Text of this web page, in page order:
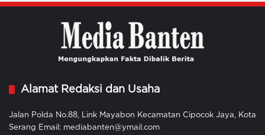
Alamat Redaksi dan Usaha
Jalan Polda No.88, Link Mayabon Kecamatan Cipocok Jaya, Kota
Serang Email: mediabanten@ymail.com